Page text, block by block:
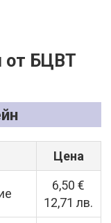
от БЦВТ
Цена
6,50 €
12,71 лв.